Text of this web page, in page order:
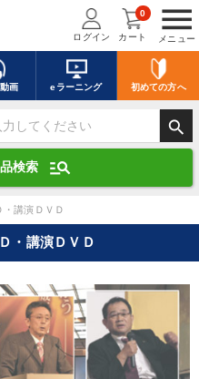
menu
メニュー
ログイン カート
0
画 eラーニング 初めての方へ
search
検索 manage_search
表示する
件で検索
タイトル）からお探しいただけ
講演ＤＶＤ
・講演ＤＶＤ